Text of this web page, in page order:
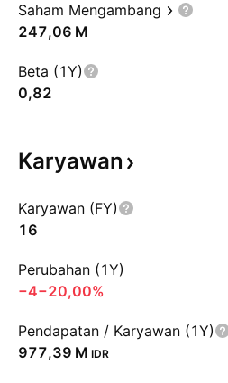
Saham Mengambang
‪247,06 M‬
Beta (1Y)
0,82
Karyawan
Karyawan (FY)
16
Perubahan (1Y)
−4−20,00%
Pendapatan / Karyawan (1Y)
‪977,39 M‬ IDR